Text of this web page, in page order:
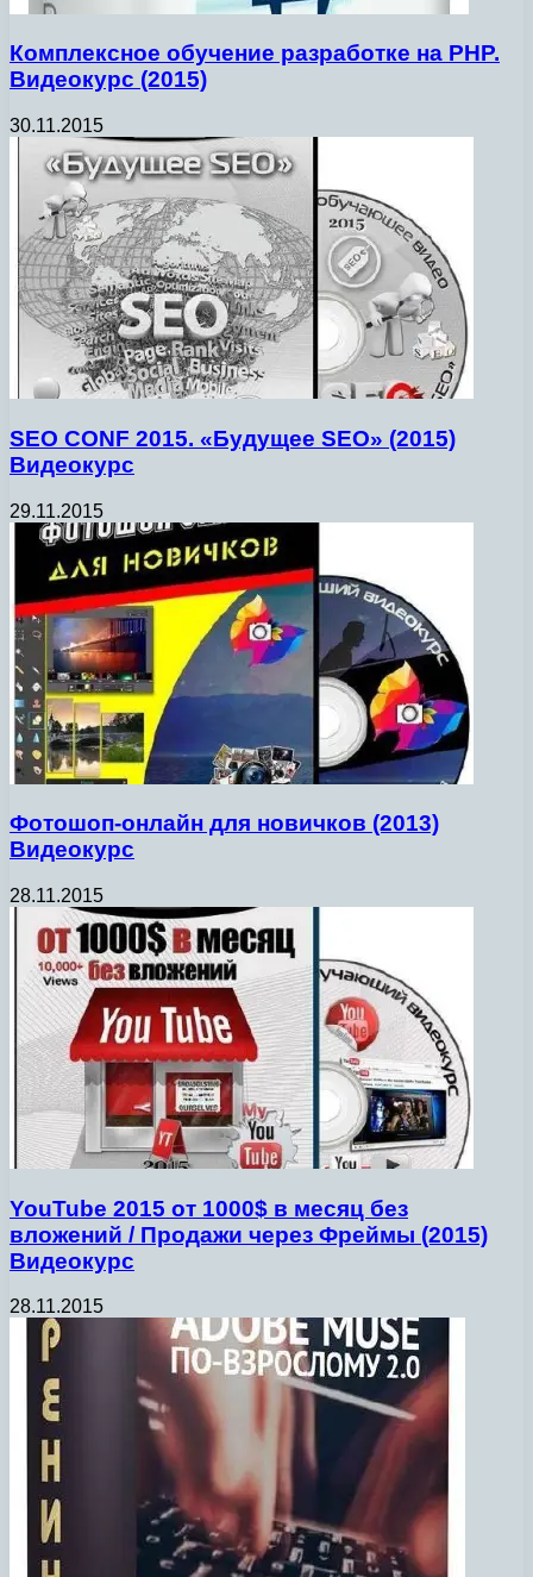
Комплексное обучение разработке на PHP.
Видеокурс (2015)
30.11.2015
SEO CONF 2015. «Будущее SEO» (2015)
Видеокурс
29.11.2015
Фотошоп-онлайн для новичков (2013)
Видеокурс
28.11.2015
YouTube 2015 от 1000$ в месяц без
вложений / Продажи через Фреймы (2015)
Видеокурс
28.11.2015